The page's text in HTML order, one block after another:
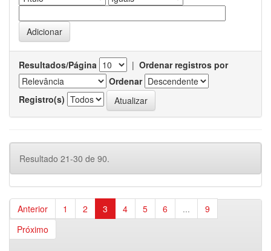
Resultados/Página | Ordenar registros por
Ordenar
Registro(s)
Resultado 21-30 de 90.
Anterior 1 2 3 4 5 6 ...
9
Próximo